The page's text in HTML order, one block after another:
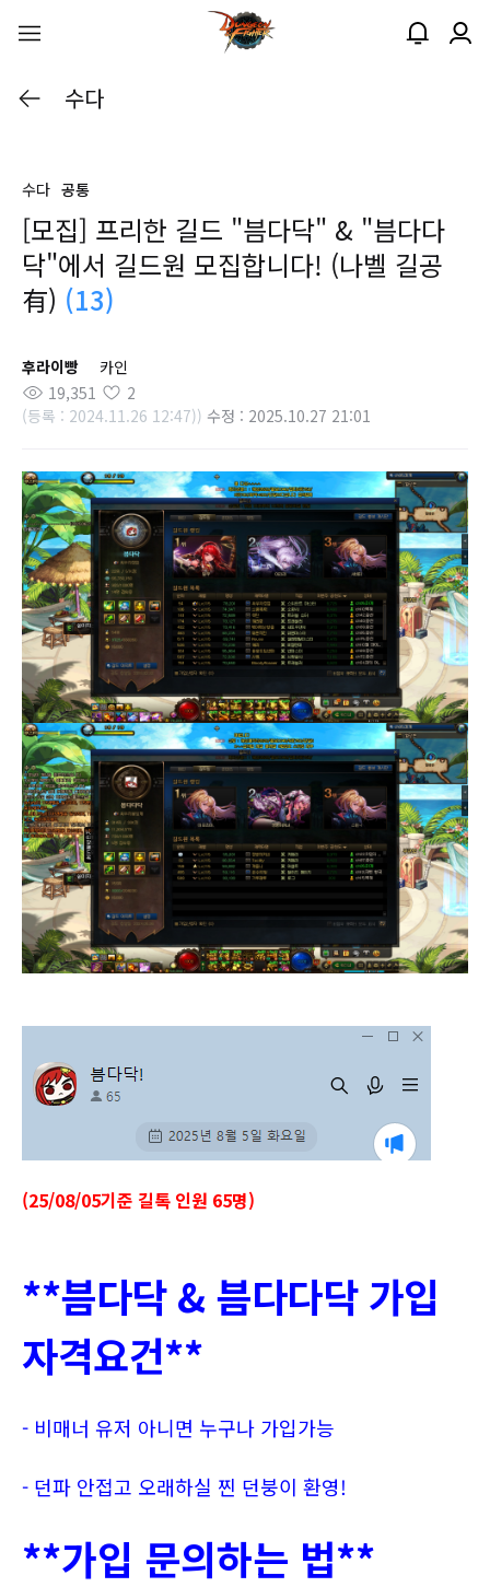
수다
수다 공통
[모집] 프리한 길드 "븜다닥" & "븜다다
닥"에서 길드원 모집합니다! (나벨 길공
有) (13)
후라이빵
카인
19,351
2
(등록 : 2024.11.26 12:47)) 수정 : 2025.10.27 21:01
(25/08/05기준 길톡 인원 65명)
**븜다닥 & 븜다다닥 가입
자격요건**
- 비매너 유저 아니면 누구나 가입가능
- 던파 안접고 오래하실 찐 던붕이 환영!
**가입 문의하는 법**